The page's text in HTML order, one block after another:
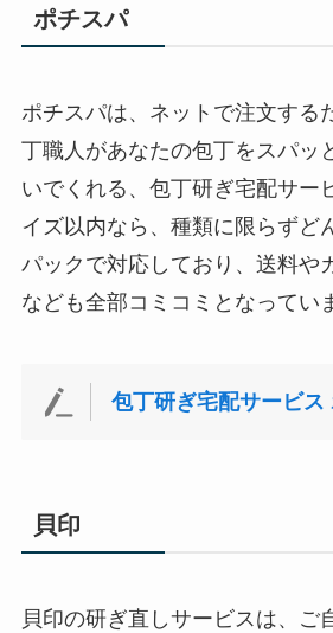
ポチスパ
ポチスパは、ネットで注文する
丁職人があなたの包丁をスパッ
いでくれる、包丁研ぎ宅配サー
イズ以内なら、種類に限らずど
パックで対応しており、送料や
なども全部コミコミとなってい
包丁研ぎ宅配サービス
貝印
貝印の研ぎ直しサービスは、ご